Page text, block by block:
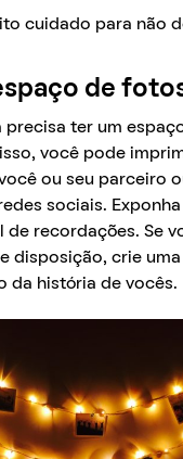
cuidado para não
de
precisa ter um
você pode
ou seu parceiro
sociais.
de recordações. Se
disposição, crie
da história de vocês.